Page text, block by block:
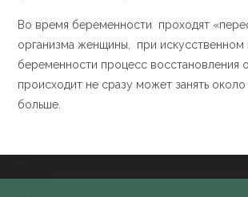
Во время беременности проходят
организма женщины, при искусственном
беременности процесс восстановления
происходит не сразу может занять около
больше.